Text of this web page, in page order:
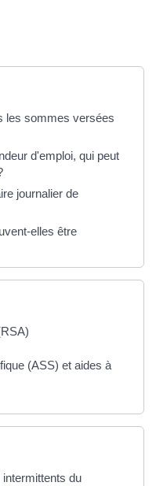
les sommes versées
d'emploi, qui peut
journalier de
elles être
(ASS) et aides à
du